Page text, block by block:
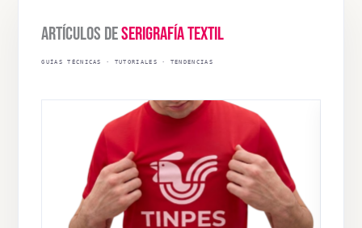
ARTÍCULOS DESERIGRAFÍA TEXTIL
GUÍAS TÉCNICAS · TUTORIALES · TENDENCIAS